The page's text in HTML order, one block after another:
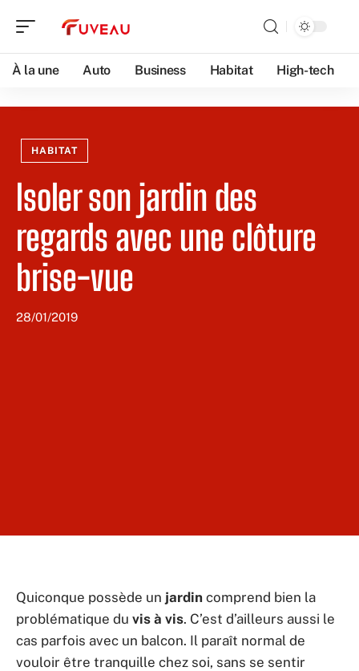
À la une Auto Business Habitat High-tech
HABITAT
Isoler son jardin des
regards avec une clôture
brise-vue
28/01/2019
Quiconque possède un jardin comprend bien la
problématique du vis à vis. C’est d’ailleurs aussi le
cas parfois avec un balcon. Il paraît normal de
vouloir être tranquille chez soi, sans se sentir